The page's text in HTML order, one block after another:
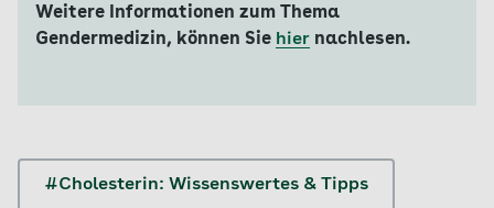
Weitere Informationen zum Thema
Gendermedizin, können Sie hier nachlesen.
#Cholesterin: Wissenswertes & Tipps